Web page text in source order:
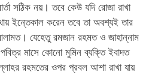
সঠিক নয়। তবে কেউ যদি রোজা রাখা
ইন্তেকাল করেন তবে তা অবশ্যই তার
যেহেতু রমজান রহমত ও জাহান্নাম
মাসে কোনো মুমিন ব্যক্তি ইবাদত
রহমতের ওপর প্রবল আশা রাখা যায়